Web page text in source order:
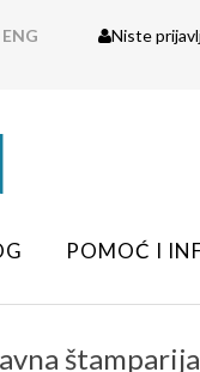
ENG Niste
POMOĆ I